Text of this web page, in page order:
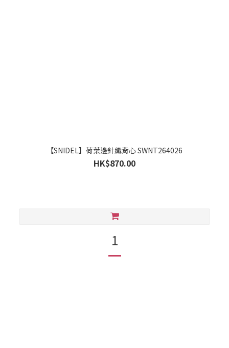
【SNIDEL】荷葉邊針織背心 SWNT264026
HK$870.00
1